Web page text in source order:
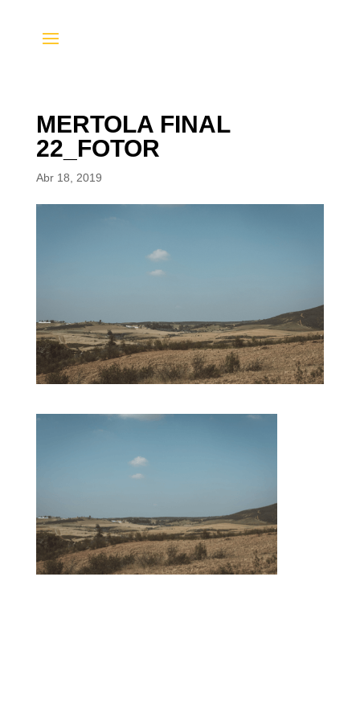
MERTOLA FINAL
22_FOTOR
Abr 18, 2019